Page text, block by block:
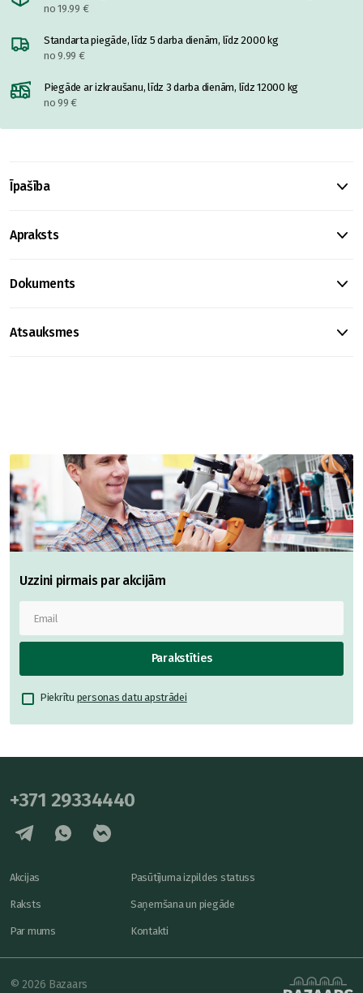
no 19.99 €
Standarta piegāde, līdz 5 darba dienām, līdz 2000 kg
no 9.99 €
Piegāde ar izkraušanu, līdz 3 darba dienām, līdz 12000 kg
no 99 €
Īpašība
Apraksts
Dokuments
Atsauksmes
Uzzini pirmais par akcijām
Parakstīties
Piekrītu personas datu apstrādei
+371 29334440
Akcijas
Raksts
Par mums
Pasūtījuma izpildes statuss
Saņemšana un piegāde
Kontakti
© 2026 Bazaars